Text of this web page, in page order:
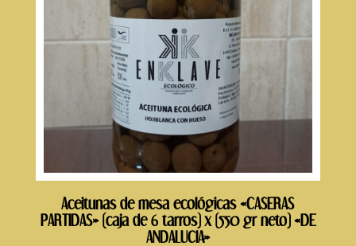
Aceitunas de mesa ecológicas «CASERAS
PARTIDAS» (caja de 6 tarros) x (550 gr neto) «DE
ANDALUCIA»